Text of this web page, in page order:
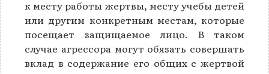
к месту работы жертвы, месту учебы детей
или другим конкретным местам, которые
посещает защищаемое лицо. В таком
случае агрессора могут обязать совершать
вклад в содержание его общих с жертвой